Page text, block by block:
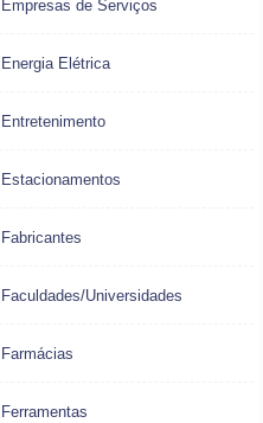
Empresas de Serviços
Energia Elétrica
Entretenimento
Estacionamentos
Fabricantes
Faculdades/Universidades
Farmácias
Ferramentas